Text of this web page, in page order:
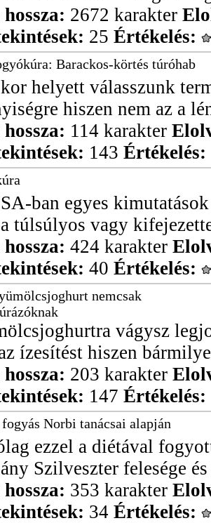
2672 karakter
25 Értékelés:
Barackos-körtés túróhab
helyett válasszunk
hiszen nem az a
114 karakter
143 Értékelés:
ban egyes
túlsúlyos vagy
424 karakter
40 Értékelés:
nemcsak
vágysz
ízesítést hiszen
203 karakter
147 Értékelés:
Norbi tanácsai alapján
ezzel a diétával
Szilveszter felesége
353 karakter
34 Értékelés: